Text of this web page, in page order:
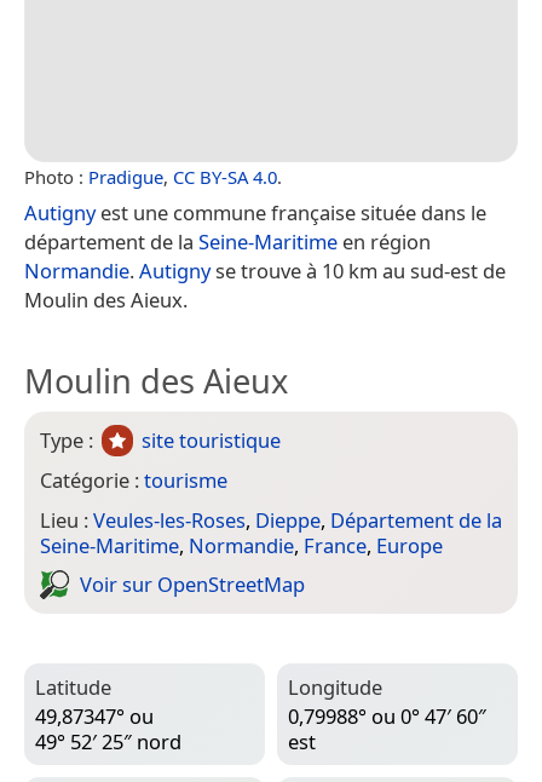
Photo : Pradigue, CC BY-SA 4.0.
Autignyest une commune française située dans le
département de la Seine-Maritime en région
Normandie.Autignyse trouve à 10 km au sud-est de
Moulin des Aieux.
Moulin des Aieux
Type :
site touristique
Catégorie :tourisme
Lieu :Veules-les-Roses, Dieppe, Département de la
Seine-Maritime, Normandie, France, Europe
Voir sur Open­Street­Map
Latitude
49,87347° ou
49° 52′ 25″ nord
Longitude
0,79988° ou 0° 47′ 60″
est